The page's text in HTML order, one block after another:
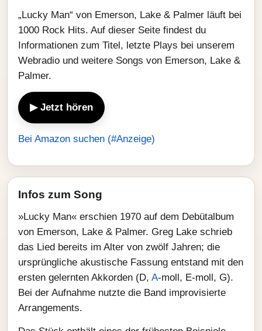
„Lucky Man“ von Emerson, Lake & Palmer läuft bei
1000 Rock Hits. Auf dieser Seite findest du
Informationen zum Titel, letzte Plays bei unserem
Webradio und weitere Songs von Emerson, Lake &
Palmer.
▶ Jetzt hören
Bei Amazon suchen (#Anzeige)
Infos zum Song
»Lucky Man« erschien 1970 auf dem Debütalbum
von Emerson, Lake & Palmer. Greg Lake schrieb
das Lied bereits im Alter von zwölf Jahren; die
ursprüngliche akustische Fassung entstand mit den
ersten gelernten Akkorden (D, A‑moll, E‑moll, G).
Bei der Aufnahme nutzte die Band improvisierte
Arrangements.